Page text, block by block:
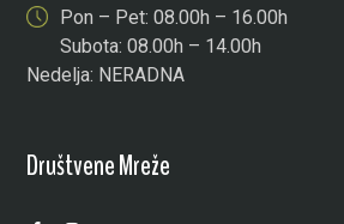
Pon – Pet: 08.00h – 16.00h
Subota: 08.00h – 14.00h
Nedelja: NERADNA
Društvene Mreže